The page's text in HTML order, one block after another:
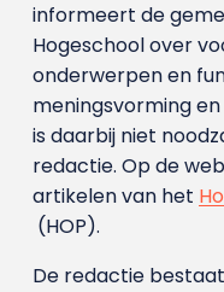
informeert de
Hogeschool over
onderwerpen en
meningsvorming
is daarbij niet
redactie. Op de
artikelen van het
(HOP).
De redactie